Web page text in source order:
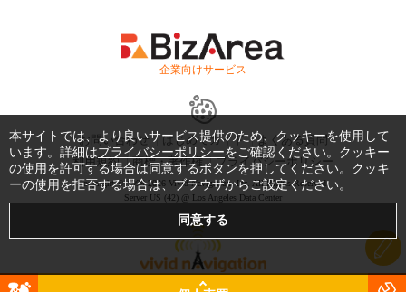
- 企業向けサービス -
お問い合わせ はじめてガイド
よくある質問
利用規約
商標・著作権 プライバシーポリシー
Copyright © 1999-2026 Vivid Navigation, Inc. All Rights Reserved.
Server US (42) @ Los Angeles Data Center
本サイトでは、より良いサービス提供のため、クッキーを使用して
います。詳細はプライバシーポリシーをご確認ください。クッキー
の使用を許可する場合は同意するボタンを押してください。クッキ
ーの使用を拒否する場合は、ブラウザからご設定ください。